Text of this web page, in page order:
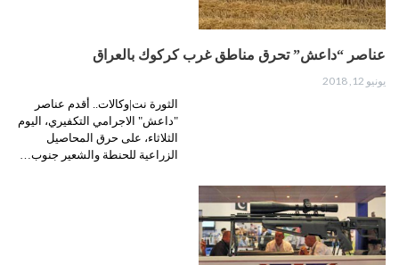
عناصر “داعش” تحرق مناطق غرب كركوك بالعراق
يونيو 12, 2018
الثورة نت|وكالات.. أقدم عناصر
"داعش" الاجرامي التكفيري، اليوم
الثلاثاء، على حرق المحاصيل
الزراعية للحنطة والشعير جنوب…